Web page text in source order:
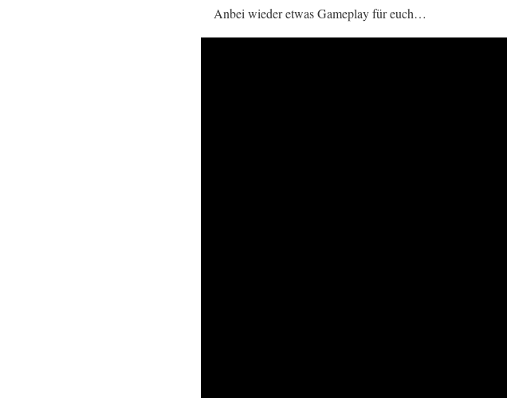
Anbei wieder etwas Gameplay für euch…